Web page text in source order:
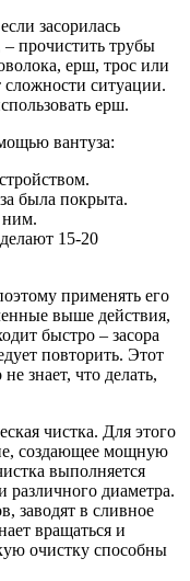
засорилась
прочистить трубы
ерш, трос или
сложности ситуации.
ерш.
вантуза:
была покрыта.
ним.
15-20
применять его
выше действия,
быстро – засора
повторить. Этот
знает, что делать,
чистка. Для этого
создающее мощную
выполняется
различного диаметра.
заводят в сливное
вращаться и
очистку способны